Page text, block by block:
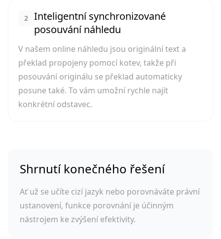
2
Inteligentní synchronizované
posouvání náhledu
V našem online náhledu jsou originální text a
překlad propojeny pomocí kotev, takže při
posouvání originálu se překlad automaticky
posune také. To vám umožní rychle najít
konkrétní odstavec.
Shrnutí konečného řešení
Ať už se učíte cizí jazyk nebo porovnáváte právní
ustanovení, funkce porovnání je účinným
nástrojem ke zvýšení efektivity.